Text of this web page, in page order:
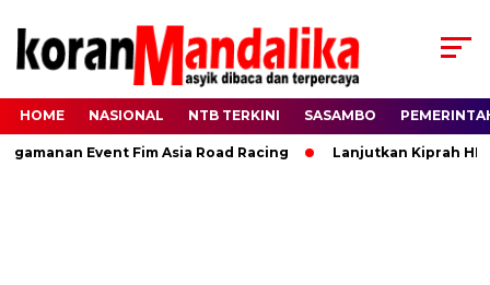
HOME NASIONAL NTB TERKINI SASAMBO
Event Fim Asia Road Racing Lanjutkan Kiprah HBK,